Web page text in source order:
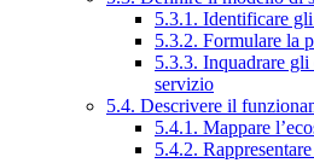
5.3.1. Identificare
5.3.2. Formulare la
5.3.3. Inquadrare
servizio
5.4. Descrivere il
5.4.1. Mappare
5.4.2.